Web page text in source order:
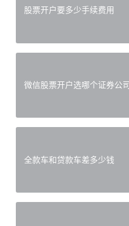
股票开户要多少手续费用
微信股票开户选哪个证券公司
全款车和贷款车差多少钱